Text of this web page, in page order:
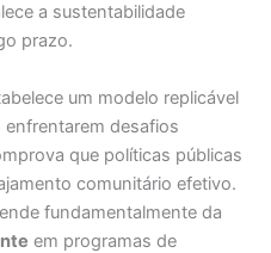
a sustentabilidade
prazo.
um modelo replicável
desafios
que políticas públicas
comunitário efetivo.
fundamentalmente da
em programas de